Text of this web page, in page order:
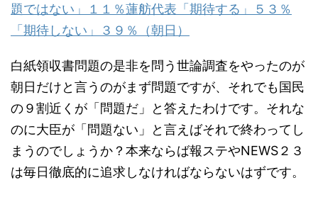
題ではない」１１％蓮舫代表「期待する」５３％
「期待しない」３９％（朝日）
白紙領収書問題の是非を問う世論調査をやったのが
朝日だけと言うのがまず問題ですが、それでも国民
の９割近くが「問題だ」と答えたわけです。それな
のに大臣が「問題ない」と言えばそれで終わってし
まうのでしょうか？本来ならば報ステやNEWS２３
は毎日徹底的に追求しなければならないはずです。